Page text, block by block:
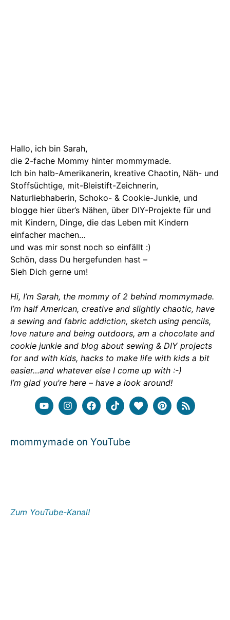
Hallo, ich bin Sarah,
die 2-fache Mommy hinter mommymade.
Ich bin halb-Amerikanerin, kreative Chaotin, Näh- und
Stoffsüchtige, mit-Bleistift-Zeichnerin,
Naturliebhaberin, Schoko- & Cookie-Junkie, und
blogge hier über’s Nähen, über DIY-Projekte für und
mit Kindern, Dinge, die das Leben mit Kindern
einfacher machen…
und was mir sonst noch so einfällt :)
Schön, dass Du hergefunden hast –
Sieh Dich gerne um!
Hi, I’m Sarah, the mommy of 2 behind mommymade.
I’m half American, creative and slightly chaotic, have
a sewing and fabric addiction, sketch using pencils,
love nature and being outdoors, am a chocolate and
cookie junkie and blog about sewing & DIY projects
for and with kids, hacks to make life with kids a bit
easier…and whatever else I come up with :-)
I’m glad you’re here – have a look around!
mommymade on YouTube
Zum YouTube-Kanal!